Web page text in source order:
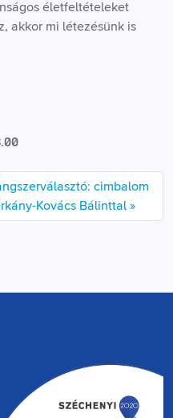
életfeltételeket
akkor mi létezésünk is
cimbalom
Kovács Bálinttal